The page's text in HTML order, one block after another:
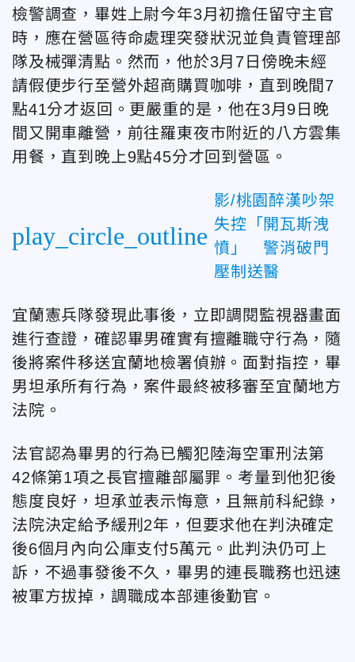
檢警調查，畢姓上尉今年3月初擔任留守主官
時，應在營區待命處理突發狀況並負責管理部
隊及械彈清點。然而，他於3月7日傍晚未經
請假便步行至營外超商購買咖啡，直到晚間7
點41分才返回。更嚴重的是，他在3月9日晚
間又開車離營，前往羅東夜市附近的八方雲集
用餐，直到晚上9點45分才回到營區。
play_circle_outline
影/桃園醉漢吵架
失控「開瓦斯洩
憤」 警消破門
壓制送醫
宜蘭憲兵隊發現此事後，立即調閱監視器畫面
進行查證，確認畢男確實有擅離職守行為，隨
後將案件移送宜蘭地檢署偵辦。面對指控，畢
男坦承所有行為，案件最終被移審至宜蘭地方
法院。
法官認為畢男的行為已觸犯陸海空軍刑法第
42條第1項之長官擅離部屬罪。考量到他犯後
態度良好，坦承並表示悔意，且無前科紀錄，
法院決定給予緩刑2年，但要求他在判決確定
後6個月內向公庫支付5萬元。此判決仍可上
訴，不過事發後不久，畢男的連長職務也迅速
被軍方拔掉，調職成本部連後勤官 。